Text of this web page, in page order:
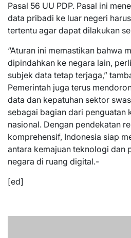
Pasal 56 UU PDP. Pasal ini
data pribadi ke luar negeri
tertentu agar dapat dilakukan
“Aturan ini memastikan bahwa
dipindahkan ke negara lain,
subjek data tetap terjaga,”
Pemerintah juga terus
data dan kepatuhan sektor
sebagai bagian dari penguatan
nasional. Dengan pendekatan
komprehensif, Indonesia siap
antara kemajuan teknologi dan
negara di ruang digital.-
[ed]